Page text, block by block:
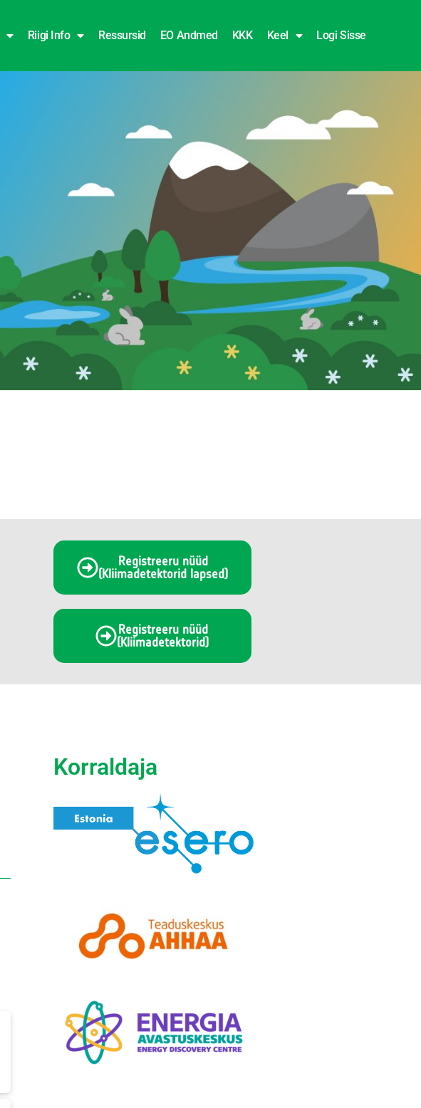
Riigi Info Ressursid EO Andmed KKK Keel Logi Sisse
Registreeru nüüd
(Kliimadetektorid lapsed)
Registreeru nüüd
(Kliimadetektorid)
Korraldaja